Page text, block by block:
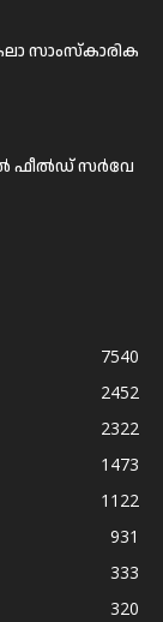
സാംസ്കാരിക
ഫീല്‍ഡ് സര്‍വേ
7540
2452
2322
1473
1122
931
333
320